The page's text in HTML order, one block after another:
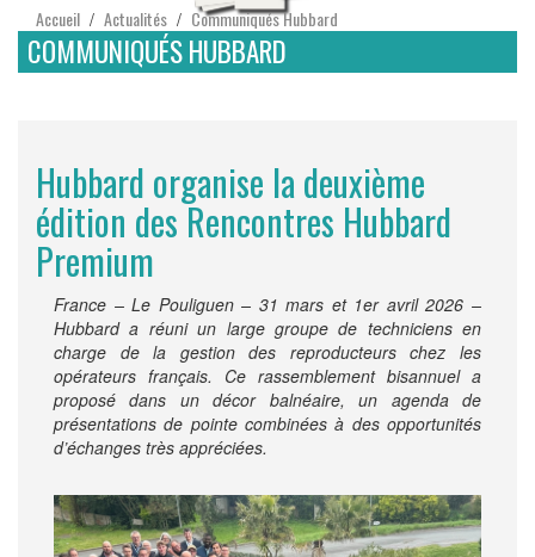
Accueil / Actualités / Communiqués Hubbard
COMMUNIQUÉS HUBBARD
Hubbard organise la deuxième
édition des Rencontres Hubbard
Premium
France – Le Pouliguen – 31 mars et 1er avril 2026 –
Hubbard a réuni un large groupe de techniciens en
charge de la gestion des reproducteurs chez les
opérateurs français. Ce rassemblement bisannuel a
proposé dans un décor balnéaire, un agenda de
présentations de pointe combinées à des opportunités
d’échanges très appréciées.